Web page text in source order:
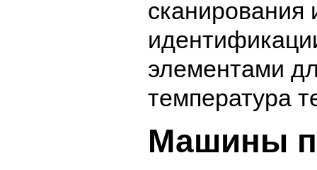
элементами
температура
Машины